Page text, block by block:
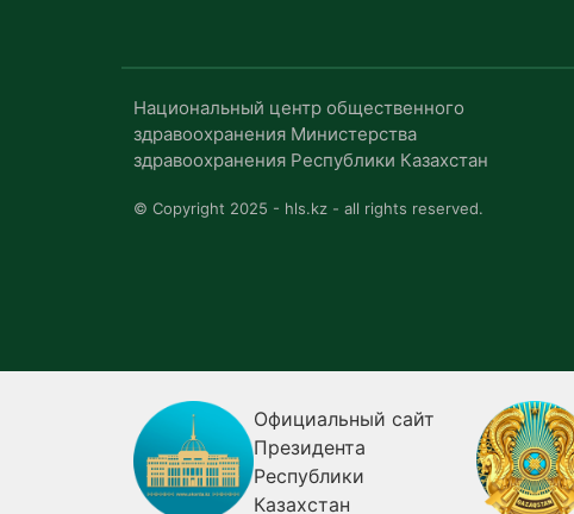
Национальный центр общественного
здравоохранения Министерства
здравоохранения Республики Казахстан
© Copyright 2025 - hls.kz - all rights reserved.
Официальный сайт
Президента
Республики
Казахстан